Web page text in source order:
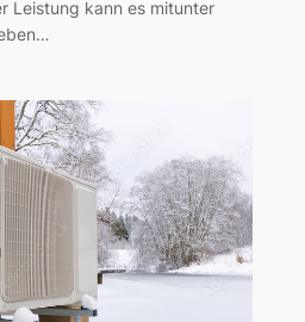
Leistung kann es mitunter